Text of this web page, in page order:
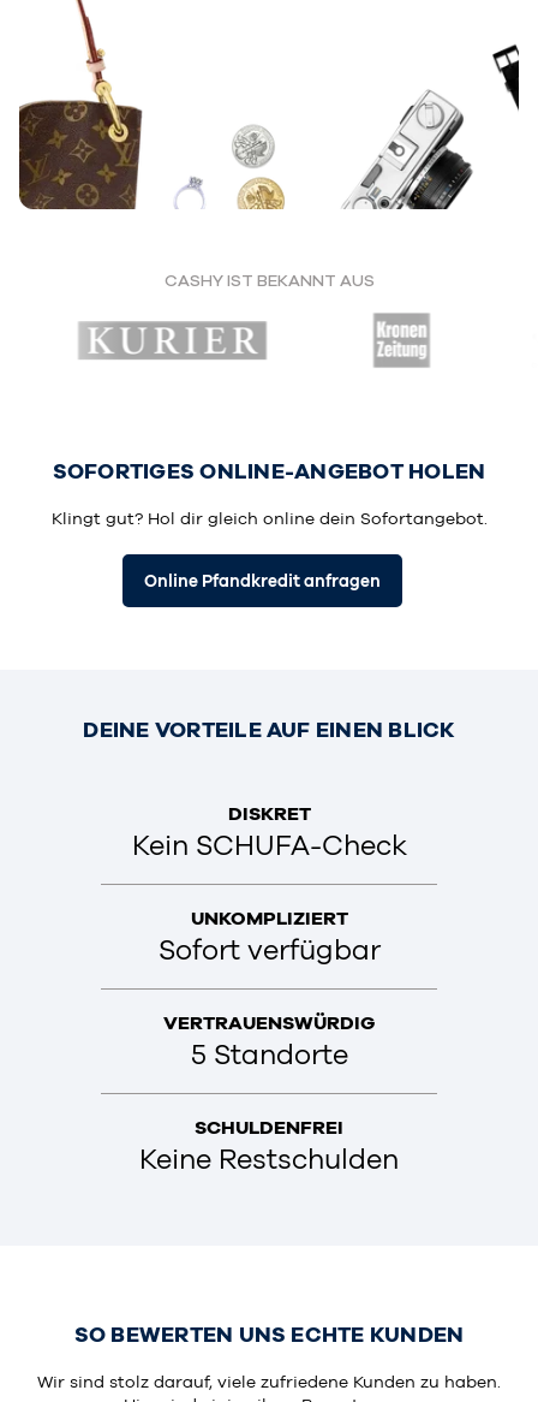
DEINE WERTSACHEN
So funktioniert's
CASHY IST BEKANNT AUS
SOFORTIGES ONLINE-ANGEBOT HOLEN
Klingt gut? Hol dir gleich online dein Sofortangebot.
Online Pfandkredit anfragen
DEINE VORTEILE AUF EINEN BLICK
DISKRET
Kein SCHUFA-Check
UNKOMPLIZIERT
Sofort verfügbar
VERTRAUENSWÜRDIG
5 Standorte
SCHULDENFREI
Keine Restschulden
SO BEWERTEN UNS ECHTE KUNDEN
Wir sind stolz darauf, viele zufriedene Kunden zu haben.